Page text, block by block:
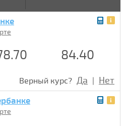
84.40
Верный курс? Да | Нет